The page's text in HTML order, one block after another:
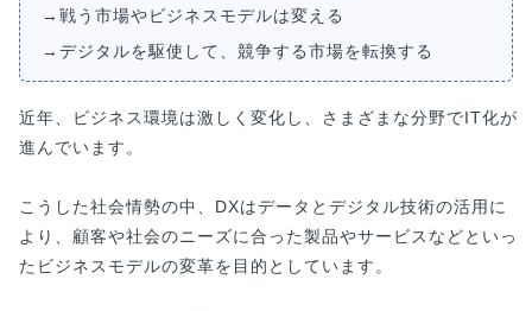
→戦う市場やビジネスモデルは変える
→デジタルを駆使して、競争する市場を転換する
近年、ビジネス環境は激しく変化し、さまざまな分野でIT化が
進んでいます。
こうした社会情勢の中、DXはデータとデジタル技術の活用に
より、顧客や社会のニーズに合った製品やサービスなどといっ
たビジネスモデルの変革を目的としています。